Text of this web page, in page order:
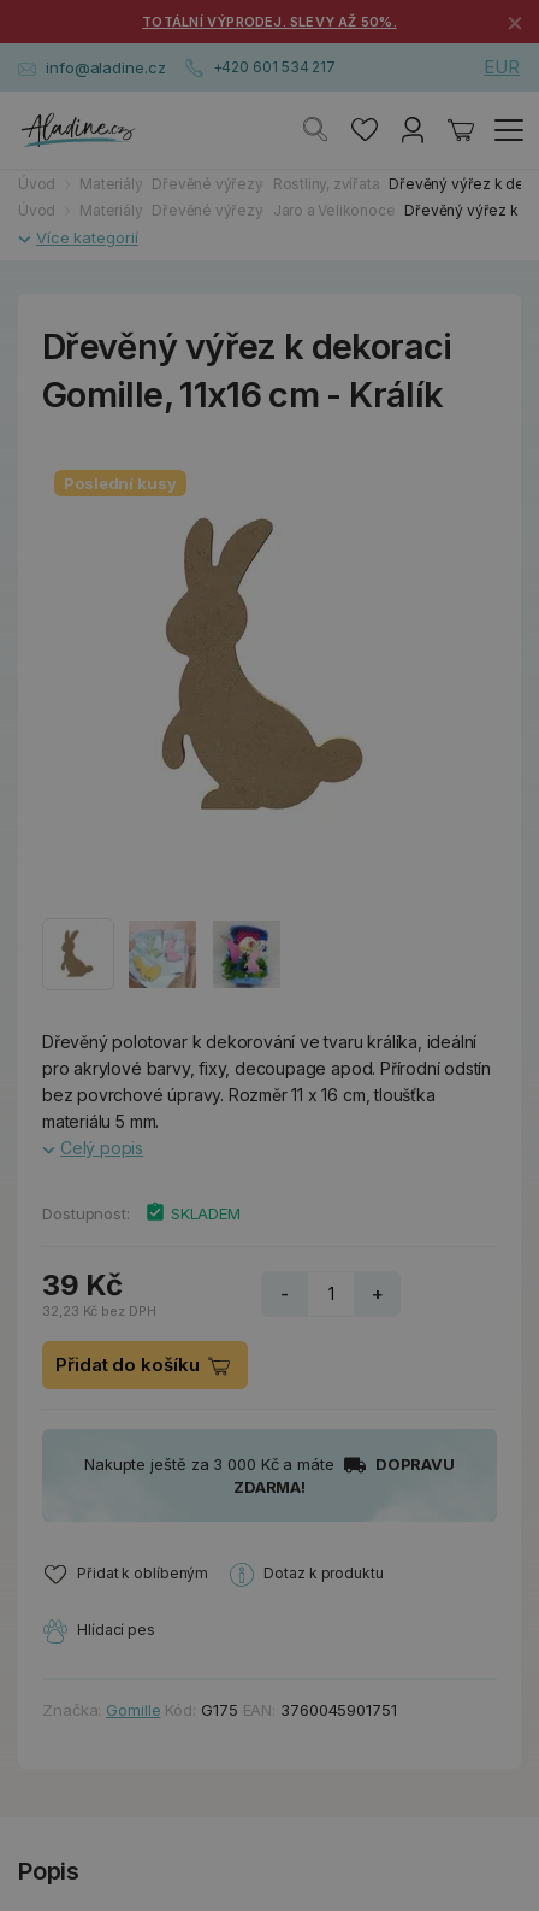
TOTÁLNÍ VÝPRODEJ. SLEVY AŽ 50%. ×
info@aladine.cz +420 601 534 217 EUR
Úvod Materiály Dřevěné výřezy Rostliny, zvířata Dřevěný výřez k
Úvod
Materiály Dřevěné výřezy Jaro a Velikonoce Dřevěný výřez k
Dřevěný výřez k dekoraci
Gomille, 11x16 cm - Králík
Poslední kusy
Dřevěný polotovar k dekorování ve tvaru králíka, ideální
pro akrylové barvy, fixy, decoupage apod. Přírodní odstín
bez povrchové úpravy. Rozměr 11 x 16 cm, tloušťka
materiálu 5 mm.
Celý popis
Dostupnost: SKLADEM
39 Kč
32,23 Kč bez DPH
- +
Přidat do košíku
Nakupte ještě za 3 000 Kč a máte
DOPRAVU
ZDARMA!
Přidat k oblíbeným Dotaz k produktu
Hlídací pes
Značka: Gomille Kód: G175 EAN: 3760045901751
Popis